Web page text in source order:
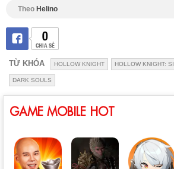
Theo Helino
0
CHIA SẺ
TỪ KHÓA HOLLOW KNIGHT HOLLOW KNIGHT:
DARK SOULS
GAME MOBILE HOT